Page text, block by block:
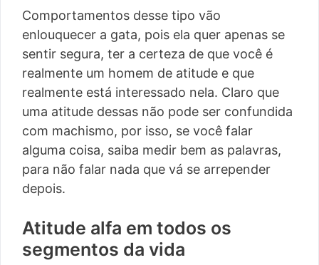
Comportamentos desse tipo vão
enlouquecer a gata, pois ela quer apenas se
sentir segura, ter a certeza de que você é
realmente um homem de atitude e que
realmente está interessado nela. Claro que
uma atitude dessas não pode ser confundida
com machismo, por isso, se você falar
alguma coisa, saiba medir bem as palavras,
para não falar nada que vá se arrepender
depois.
Atitude alfa em todos os
segmentos da vida